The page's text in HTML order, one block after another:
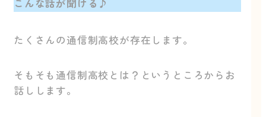
たくさんの通信制高校が存在します。
そもそも通信制高校とは？というところからお
話しします。